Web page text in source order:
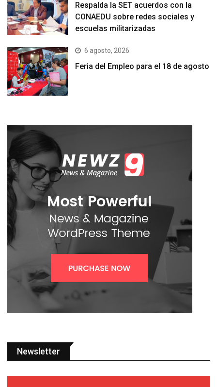
Respalda la SET acuerdos con la
CONAEDU sobre redes sociales y
escuelas militarizadas
6 agosto, 2026
Feria del Empleo para el 18 de agosto
Newsletter